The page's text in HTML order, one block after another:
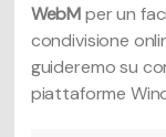
WebMper un
condivisione
guideremo su
piattaforme